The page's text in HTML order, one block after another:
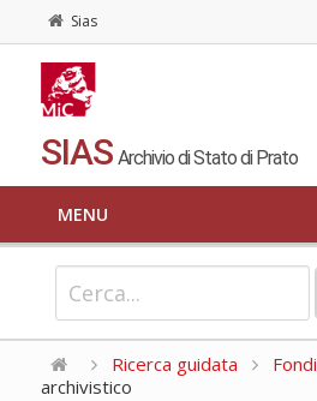
Sias
SIAS Archivio di Stato di Prato
MENU
Ricerca guidata Fondi
archivistico